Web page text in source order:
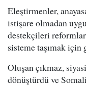
Eleştirmenler,
istişare olmadan
destekçileri
sisteme taşımak
Oluşan çıkmaz,
dönüştürdü ve